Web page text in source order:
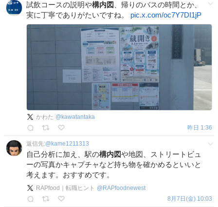
試飲コースの説明や構内図
、帰りのバスの時間とか、
実に丁寧でありがたいですね。 pic.x.com/oc7Y7DI1jP
かわた @ kawatantaka
昨日 1:36
返信先:@ kame1211313
自己分析に加え、駅の構内図や地図、ストリートビュ
ーの写真かキャプチャなど持ち物を確かめるといいと
考えます。おすすめです。
RAPfood｜転職ヒント @ RAPfoodnewest
8月7日(金) 10:03